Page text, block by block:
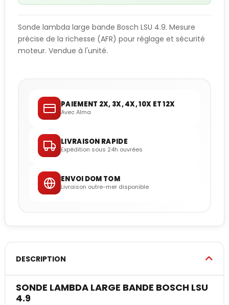
Sonde lambda large bande Bosch LSU 4.9. Mesure
précise de la richesse (AFR) pour réglage et sécurité
moteur. Vendue à l'unité.
PAIEMENT 2X, 3X, 4X, 10X ET 12X
Avec Alma
LIVRAISON RAPIDE
Expédition sous 24h ouvrées
ENVOI DOM TOM
Livraison outre-mer disponible
DESCRIPTION
SONDE LAMBDA LARGE BANDE BOSCH LSU
4.9